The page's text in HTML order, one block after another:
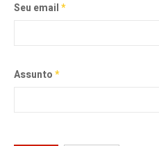
Seu email*
Assunto*